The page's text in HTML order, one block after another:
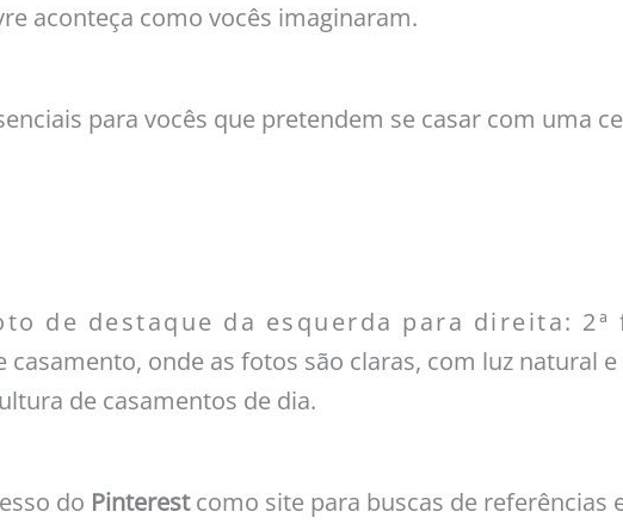
aconteça como vocês imaginaram.
para vocês que pretendem se casar com uma
de destaque da esquerda para direita:
casamento, onde as fotos são claras, com luz natural
de casamentos de dia.
do Pinterestcomo site para buscas de referências